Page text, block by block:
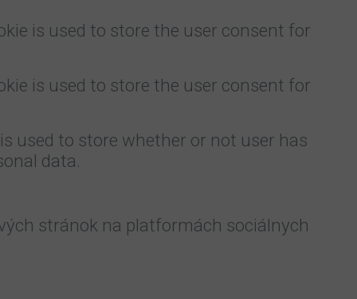
is used to store the user consent for
is used to store the user consent for
used to store whether or not user has
data.
stránok na platformách sociálnych